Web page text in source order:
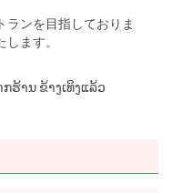
ランを目指しておりま
ます。
ຮ້ານ ຂ້າງເທິງແລ້ວ